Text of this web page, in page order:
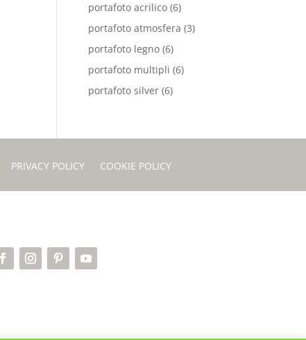
portafoto acrilico (6)
portafoto atmosfera (3)
portafoto legno (6)
portafoto multipli (6)
portafoto silver (6)
PRIVACY POLICY COOKIE POLICY